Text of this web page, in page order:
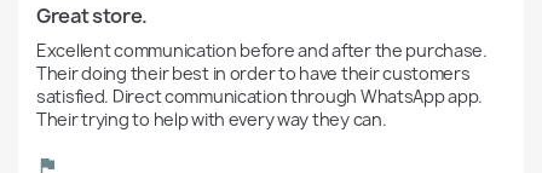
Great store.
Excellent communication before and after the purchase.
Their doing their best in order to have their customers
satisfied. Direct communication through WhatsApp app.
Their trying to help with every way they can.